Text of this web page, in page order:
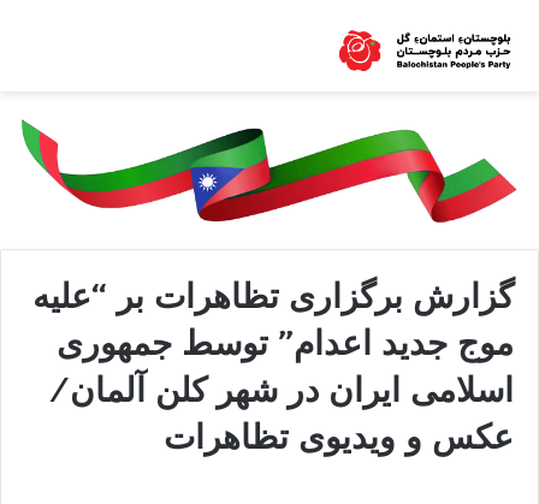
گزارش برگزاری تظاهرات بر “علیه
موج جدید اعدام” توسط جمهوری
اسلامی ایران در شهر کلن آلمان/
عکس و ویدیوی تظاهرات